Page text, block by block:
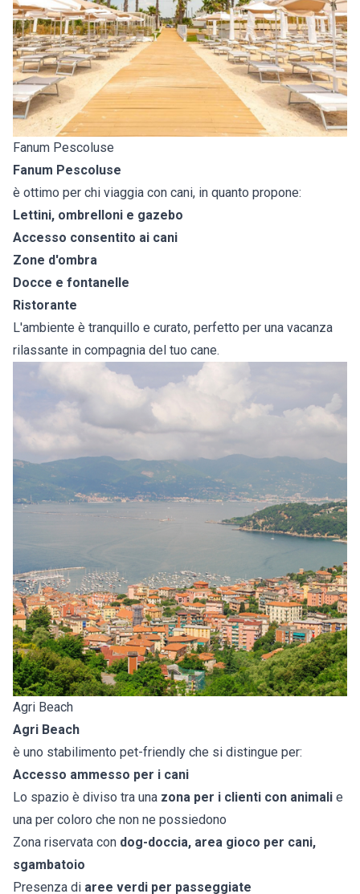
Fanum Pescoluse
Fanum Pescoluse
è ottimo per chi viaggia con cani, in quanto propone:
Lettini, ombrelloni e gazebo
Accesso consentito ai cani
Zone d'ombra
Docce e fontanelle
Ristorante
L'ambiente è tranquillo e curato, perfetto per una vacanza
rilassante in compagnia del tuo cane.
Agri Beach
Agri Beach
è uno stabilimento pet-friendly che si distingue per:
Accesso ammesso per i cani
Lo spazio è diviso tra una zona per i clienti con animali e
una per coloro che non ne possiedono
Zona riservata con dog-doccia, area gioco per cani,
sgambatoio
Presenza di aree verdi per passeggiate